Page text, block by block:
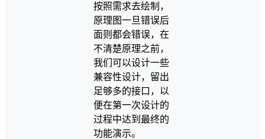
按照需求去绘制，
原理图一旦错误后
面则都会错误，在
不清楚原理之前，
我们可以设计一些
兼容性设计，留出
足够多的接口，以
便在第一次设计的
过程中达到最终的
功能演示。